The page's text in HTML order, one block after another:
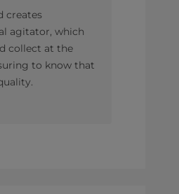
creates
agitator, which
collect at the
to know that